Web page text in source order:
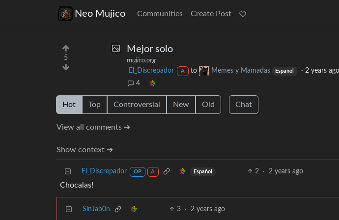
Neo Mujico Communities Create Post
5
Mejor solo
mujico.org
El_Discrepador
A to Memes y Mamadas Español ·2 years ago
4
Hot Top Controversial New Old Chat
View all comments ➔
Show context ➔
El_Discrepador OP A Español 2 · 2 years ago
Chocalas!
SinJab0n 3 · 2 years ago